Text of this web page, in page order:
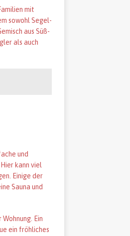
mit
sowohl Segel-
aus Süß-
als auch
und
kann viel
Einige der
Sauna und
Ein
ein fröhliches